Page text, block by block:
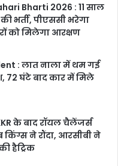
Bharti 2026 : 11 साल
भर्ती, पीएससी भरेगा
को मिलेगा आरक्षण
: लात नाला में थम गई
72 घंटे बाद कार में मिले
के बाद रॉयल चैलेंजर्स
ने रौंदा, आरसीबी ने
हैट्रिक